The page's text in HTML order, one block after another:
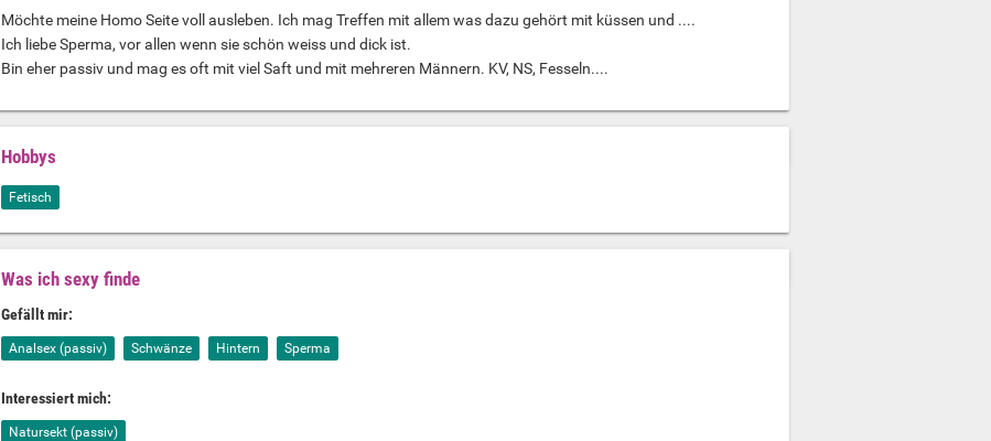
Möchte meine Homo Seite voll ausleben. Ich mag Treffen mit allem was dazu gehört mit küssen und ....
Ich liebe Sperma, vor allen wenn sie schön weiss und dick ist.
Bin eher passiv und mag es oft mit viel Saft und mit mehreren Männern. KV, NS, Fesseln....
Hobbys
Fetisch
Was ich sexy finde
Gefällt mir:
Analsex (passiv) Schwänze Hintern Sperma
Interessiert mich:
Natursekt (passiv)